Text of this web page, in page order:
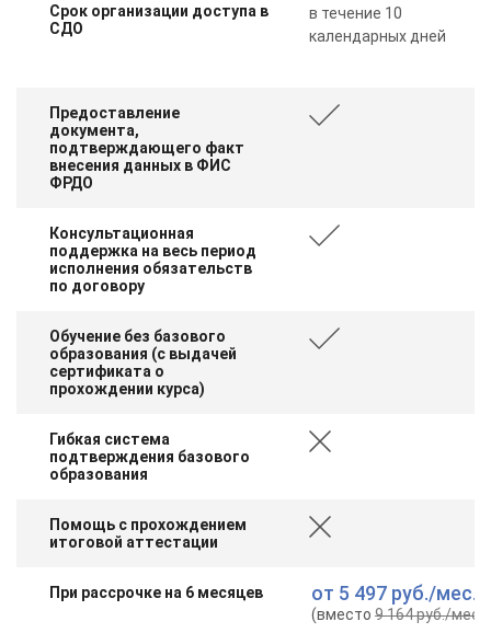
Срок организации доступа в
СДО
в течение 10
календарных дней
Предоставление
документа,
подтверждающего факт
внесения данных в ФИС
ФРДО
Консультационная
поддержка на весь период
исполнения обязательств
по договору
Обучение без базового
образования (с выдачей
сертификата о
прохождении курса)
Гибкая система
подтверждения базового
образования
Помощь с прохождением
итоговой аттестации
При рассрочке на 6 месяцев от 5 497 руб./мес.
(вместо9 164 руб./мес.